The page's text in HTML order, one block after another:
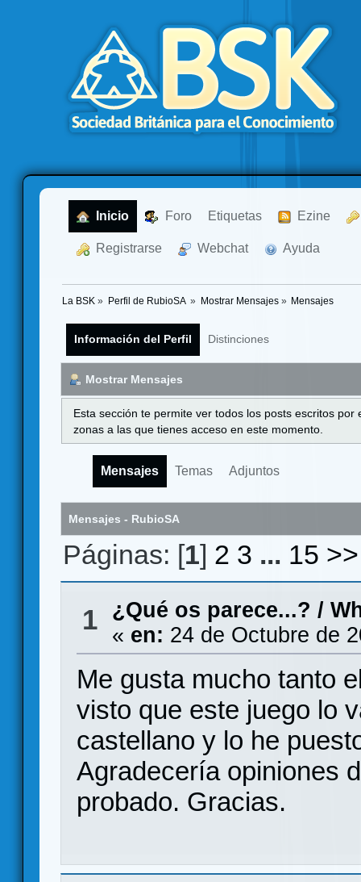
Inicio Foro Etiquetas Ezine
Registrarse Webchat Ayuda
La BSK » Perfil de RubioSA » Mostrar Mensajes» Mensajes
Información del Perfil Distinciones
Mostrar Mensajes
Esta sección te permite ver todos los posts escritos
zonas a las que tienes acceso en este momento.
Mensajes Temas Adjuntos
Mensajes - RubioSA
Páginas: [1] 2 3 ... 15 >>
1 ¿Qué os parece...? /
« en: 24 de Octubre de
Me gusta mucho tanto
visto que este juego lo
castellano y lo he
Agradecería opiniones
probado. Gracias.